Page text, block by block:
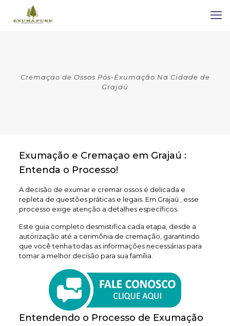
Cremaçao de Ossos Pós-Exumação Na Cidade de
Grajaú
Exumação e Cremaçao em Grajaú :
Entenda o Processo!
A decisão de exumar e cremar ossos é delicada e
repleta de questões práticas e legais. Em Grajaú , esse
processo exige atenção a detalhes específicos.
Este guia completo desmistifica cada etapa, desde a
autorização até a cerimônia de cremação, garantindo
que você tenha todas as informações necessárias para
tomar a melhor decisão para sua família.
Entendendo o Processo de Exumação